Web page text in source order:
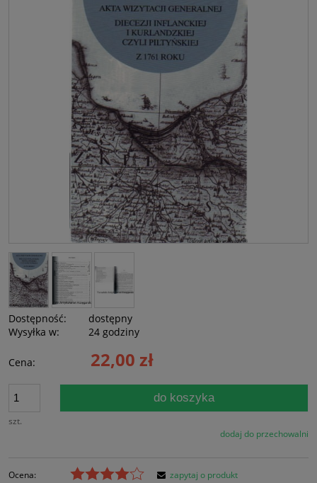
Dostępność:
dostępny
Wysyłka w:
24 godziny
Cena: 22,00 zł
szt.
do koszyka
dodaj do przechowalni
Ocena:
zapytaj o produkt